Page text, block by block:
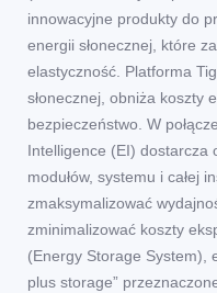
innowacyjne produkty do
energii słonecznej, które
elastyczność. Platforma
słonecznej, obniża koszty
bezpieczeństwo. W
Intelligence (EI) dostarcza
modułów, systemu i całej
zmaksymalizować
zminimalizować koszty
(Energy Storage System),
plus storage”